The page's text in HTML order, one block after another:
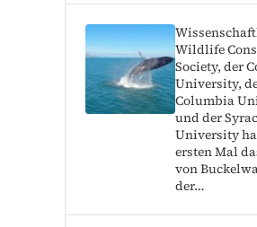
Wildlife
Society, der
University,
Columbia
und der
University
ersten Mal
von
der…